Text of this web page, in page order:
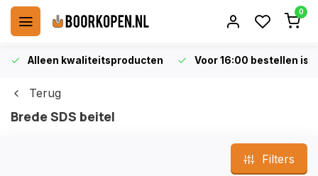
0
Alleen kwaliteitsproducten Voor 16:00 bestellen is
Terug
Brede SDS beitel
Filters